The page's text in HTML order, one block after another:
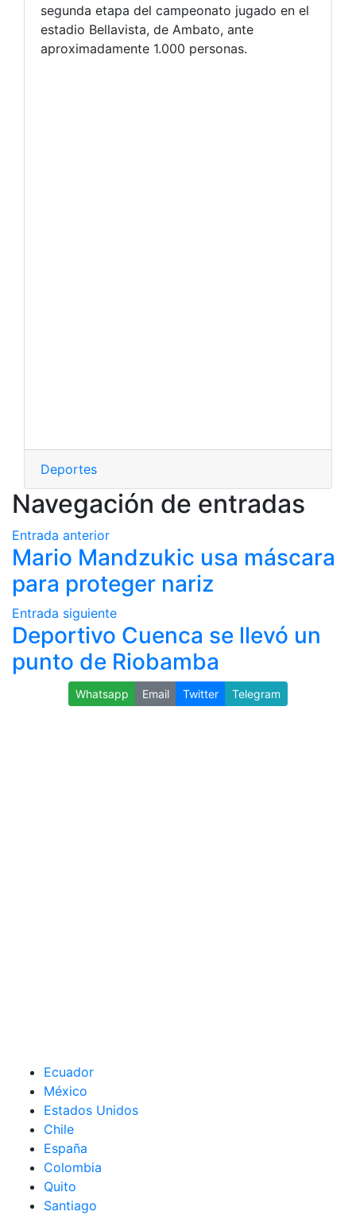
segunda etapa del campeonato jugado en el
estadio Bellavista, de Ambato, ante
aproximadamente 1.000 personas.
Deportes
Navegación de entradas
Entrada anterior
Mario Mandzukic usa máscara
para proteger nariz
Entrada siguiente
Deportivo Cuenca se llevó un
punto de Riobamba
Whatsapp Email Twitter Telegram
Ecuador
México
Estados Unidos
Chile
España
Colombia
Quito
Santiago